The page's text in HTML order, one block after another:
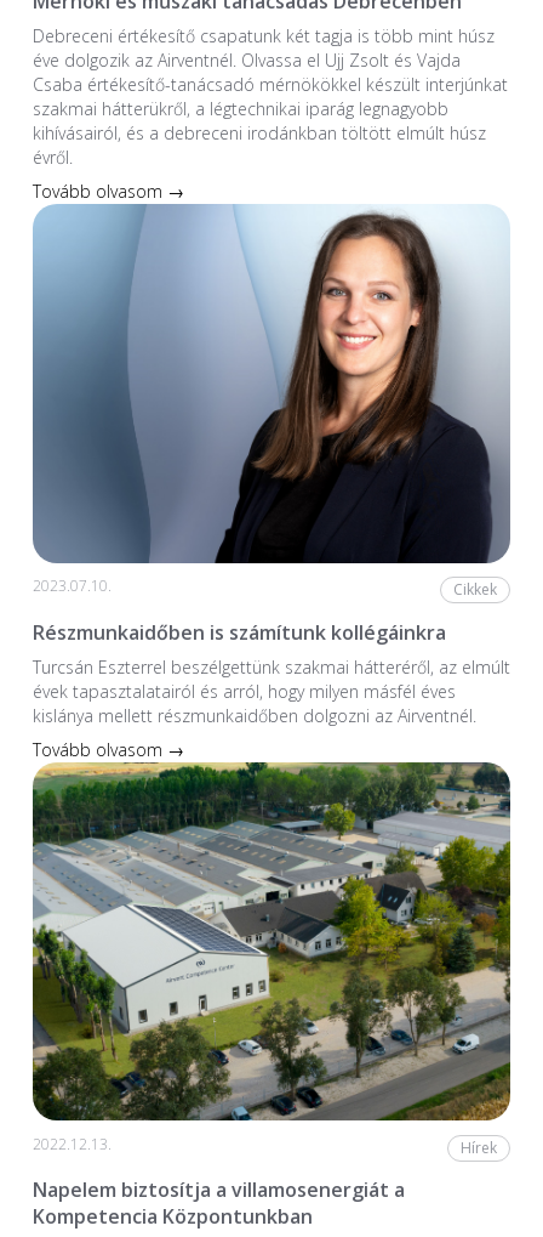
Debreceni értékesítő csapatunk két tagja is több mint húsz
éve dolgozik az Airventnél. Olvassa el Ujj Zsolt és Vajda
Csaba értékesítő-tanácsadó mérnökökkel készült interjúnkat
szakmai hátterükről, a légtechnikai iparág legnagyobb
kihívásairól, és a debreceni irodánkban töltött elmúlt húsz
évről.
Tovább olvasom →
2023.07.10. Cikkek
Részmunkaidőben is számítunk kollégáinkra
Turcsán Eszterrel beszélgettünk szakmai hátteréről, az elmúlt
évek tapasztalatairól és arról, hogy milyen másfél éves
kislánya mellett részmunkaidőben dolgozni az Airventnél.
Tovább olvasom →
2022.12.13. Hírek
Napelem biztosítja a villamosenergiát a
Kompetencia Központunkban